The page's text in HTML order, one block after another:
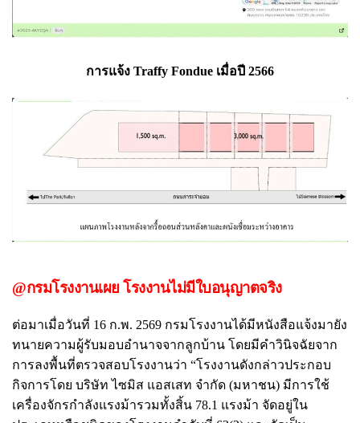
การแจ้ง Traffy Fondue เมื่อปี 2566
@กรมโรงงานเผย โรงงานไม่มีใบอนุญาตจริง
ต่อมาเมื่อวันที่ 16 ก.พ. 2569 กรมโรงงานได้มีหนังสือแจ้งมายัง
ทนายความผู้รับมอบอำนาจจากลูกบ้าน โดยมีคำวินิจฉัยจาก
การลงพื้นที่ตรวจสอบโรงงานว่า “โรงงานดังกล่าวประกอบ
กิจการโดย บริษัท ไซมิส แอสเสท จำกัด (มหาชน) มีการใช้
เครื่องจักรกำลังแรงม้ารวมทั้งสิ้น 78.1 แรงม้า จัดอยู่ใน